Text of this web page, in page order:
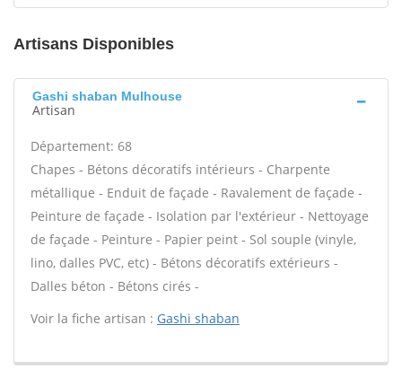
Artisans Disponibles
Gashi shaban Mulhouse
Artisan
Département: 68
Chapes - Bétons décoratifs intérieurs - Charpente
métallique - Enduit de façade - Ravalement de façade -
Peinture de façade - Isolation par l'extérieur - Nettoyage
de façade - Peinture - Papier peint - Sol souple (vinyle,
lino, dalles PVC, etc) - Bétons décoratifs extérieurs -
Dalles béton - Bétons cirés -
Voir la fiche artisan : Gashi shaban